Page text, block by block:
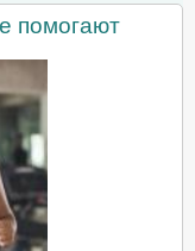
помогают